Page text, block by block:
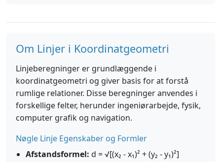
Om Linjer i Koordinatgeometri
Linjeberegninger er grundlæggende i
koordinatgeometri og giver basis for at forstå
rumlige relationer. Disse beregninger anvendes i
forskellige felter, herunder ingeniørarbejde, fysik,
computer grafik og navigation.
Nøgle Linje Egenskaber og Formler
Afstandsformel: d = √[(x₂ - x₁)² + (y₂ - y₁)²]